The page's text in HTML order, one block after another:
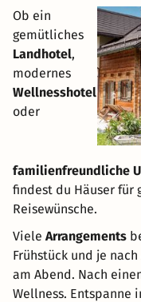
Ob ein
gemütliches
Landhotel,
modernes
Wellnesshotel
oder
familienfreundliche
findest du Häuser für
Reisewünsche.
Viele Arrangements
Frühstück und je
am Abend. Nach
Wellness. Entspanne